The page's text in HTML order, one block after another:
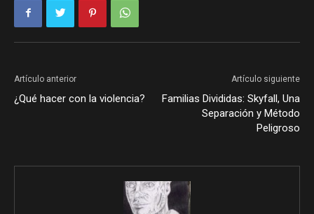
Artículo anterior
¿Qué hacer con la violencia?
Artículo siguiente
Familias Divididas: Skyfall, Una
Separación y Método
Peligroso